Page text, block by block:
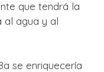
que tendrá la
al agua y al
se enriquecería